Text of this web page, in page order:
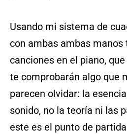
Usando mi sistema de
con ambas ambas
canciones en el piano,
te comprobarán algo que
parecen olvidar: la
sonido, no la teoría ni las
este es el punto de